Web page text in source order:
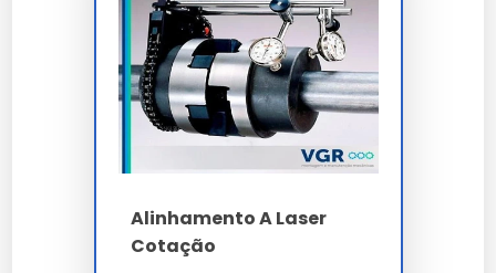
dúvidas sobre a melhor forma de implementar o
alinhamento a laser empresa no seu fluxo de trabalho.
Lembramos que o uso dealinhamento a laser
em desacordo com as normas técnicas
pode comprometer a segurança. Consulte sempre
nossa equipe técnica.
dos seus maiores diferenciais, garantindo que o seu
investimento tenha um retorno sólido ao longo do
Alinhamento A Laser
Cotação